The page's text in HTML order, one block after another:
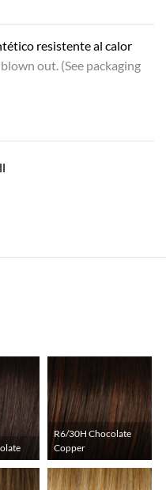
resistente al calor
out. (See packaging
R6/30H Chocolate
Copper